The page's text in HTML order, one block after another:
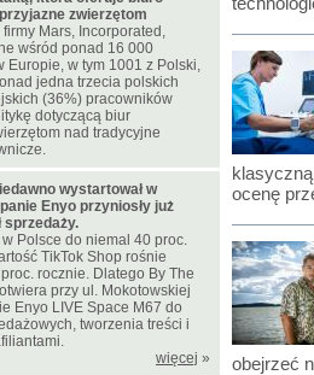
ocenę
obejrzeć
przyjazne zwierzętom
Mars, Incorporated,
wśród ponad 16 000
Europie, w tym 1001 z Polski,
jedna trzecia polskich
(36%) pracowników
dotyczącą biur
nad tradycyjne
wystartował w
Enyo przyniosły już
sprzedaży.
Polsce do niemal 40 proc.
TikTok Shop rośnie
rocznie. Dlatego By The
przy ul. Mokotowskiej
Enyo LIVE Space M67 do
tworzenia treści i
więcej »